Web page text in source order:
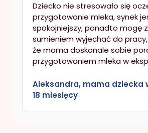
Dziecko nie stresowało się
przygotowanie mleka, synek
spokojniejszy, ponadto mogę
sumieniem wyjechać do
że mama doskonale sobie
przygotowaniem mleka w
Aleksandra, mama dziecka
18 miesięcy